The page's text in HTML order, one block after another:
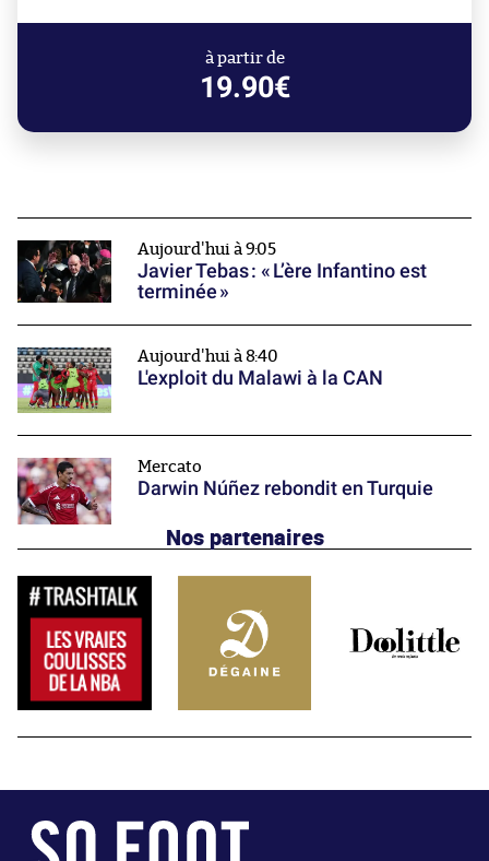
à partir de
19.90€
Aujourd'hui à 9:05
Javier Tebas : « L’ère Infantino est
terminée »
Aujourd'hui à 8:40
L'exploit du Malawi à la CAN
Mercato
Darwin Núñez rebondit en Turquie
Nos partenaires